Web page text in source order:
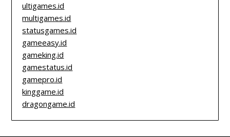
ultigames.id
multigames.id
statusgames.id
gameeasy.id
gameking.id
gamestatus.id
gamepro.id
kinggame.id
dragongame.id